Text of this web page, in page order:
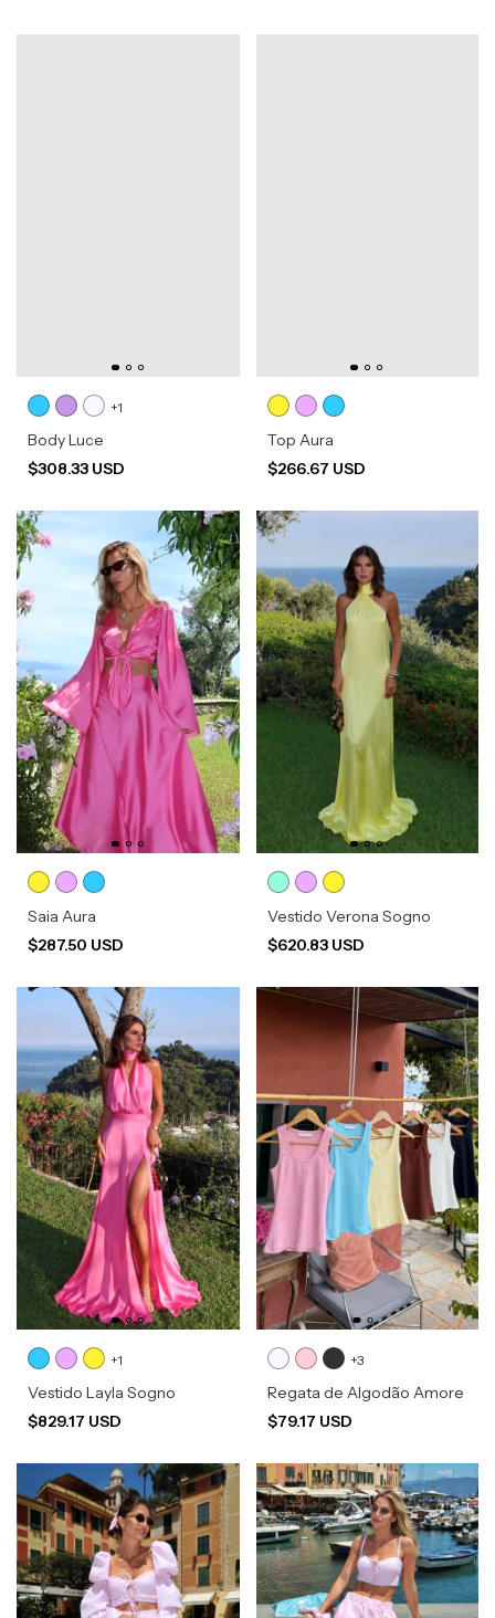
+1
Body Luce
$308.33 USD
Top Aura
$266.67 USD
Saia Aura
$287.50 USD
Vestido Verona Sogno
$620.83 USD
+1
Vestido Layla Sogno
$829.17 USD
+3
Regata de Algodão Amore
$79.17 USD